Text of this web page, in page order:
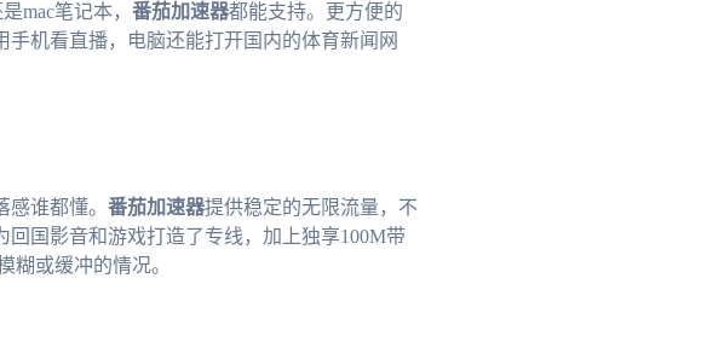
mac笔记本， 番茄加速器都能支持。更方便的
机看直播，电脑还能打开国内的体育新闻网
谁都懂。 番茄加速器提供稳定的无限流量，不
国影音和游戏打造了专线，加上独享100M带
糊或缓冲的情况。